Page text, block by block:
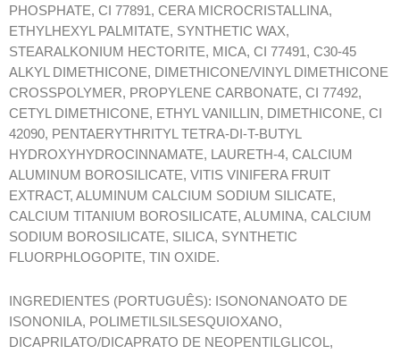
PHOSPHATE, CI 77891, CERA MICROCRISTALLINA,
ETHYLHEXYL PALMITATE, SYNTHETIC WAX,
STEARALKONIUM HECTORITE, MICA, CI 77491, C30-45
ALKYL DIMETHICONE, DIMETHICONE/VINYL DIMETHICONE
CROSSPOLYMER, PROPYLENE CARBONATE, CI 77492,
CETYL DIMETHICONE, ETHYL VANILLIN, DIMETHICONE, CI
42090, PENTAERYTHRITYL TETRA-DI-T-BUTYL
HYDROXYHYDROCINNAMATE, LAURETH-4, CALCIUM
ALUMINUM BOROSILICATE, VITIS VINIFERA FRUIT
EXTRACT, ALUMINUM CALCIUM SODIUM SILICATE,
CALCIUM TITANIUM BOROSILICATE, ALUMINA, CALCIUM
SODIUM BOROSILICATE, SILICA, SYNTHETIC
FLUORPHLOGOPITE, TIN OXIDE.
INGREDIENTES (PORTUGUÊS): ISONONANOATO DE
ISONONILA, POLIMETILSILSESQUIOXANO,
DICAPRILATO/DICAPRATO DE NEOPENTILGLICOL,